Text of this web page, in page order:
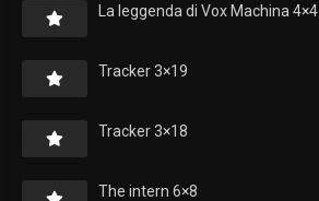
La leggenda di Vox Machina 4×4
Tracker 3×19
Tracker 3×18
The intern 6×8